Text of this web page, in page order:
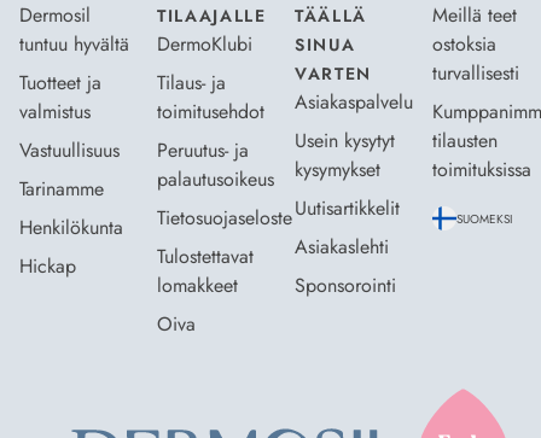
Dermosil
tuntuu hyvältä
Tuotteet ja
valmistus
Vastuullisuus
Tarinamme
Henkilökunta
Hickap
TILAAJALLE
DermoKlubi
Tilaus- ja
toimitusehdot
Peruutus- ja
palautusoikeus
Tietosuojaseloste
Tulostettavat
lomakkeet
Oiva
TÄÄLLÄ
SINUA
VARTEN
Asiakaspalvelu
Usein kysytyt
kysymykset
Uutisartikkelit
Asiakaslehti
Sponsorointi
Meillä teet
ostoksia
turvallisesti
tilausten
toimituksissa
SUOMEKSI